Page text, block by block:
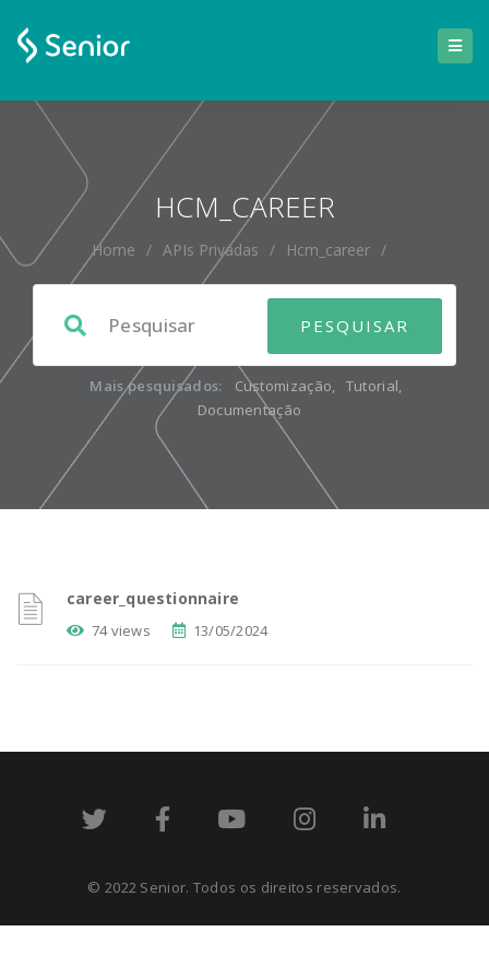
HCM_CAREER
Home / APIs Privadas / Hcm_career /
Mais pesquisados: Customização, Tutorial,
Documentação
career_questionnaire
74 views 13/05/2024
© 2022 Senior. Todos os direitos reservados.